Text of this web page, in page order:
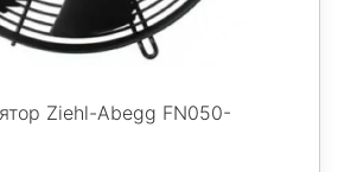
Ziehl-Abegg FN050-